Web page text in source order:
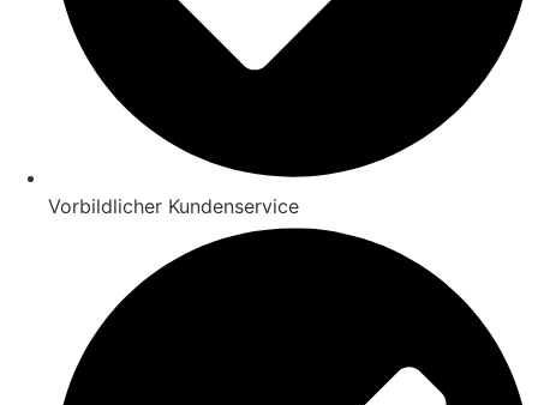
Vorbildlicher Kundenservice